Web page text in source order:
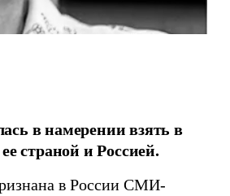
в намерении взять в
страной и Россией.
в России СМИ-